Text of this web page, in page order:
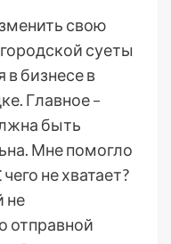
свою
суеты
в бизнесе в
Главное –
быть
Мне помогло
не хватает?
не
отправной